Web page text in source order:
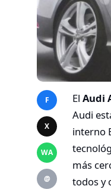
F
X
WA
@
El Audi
Audi
interno
más
todos y